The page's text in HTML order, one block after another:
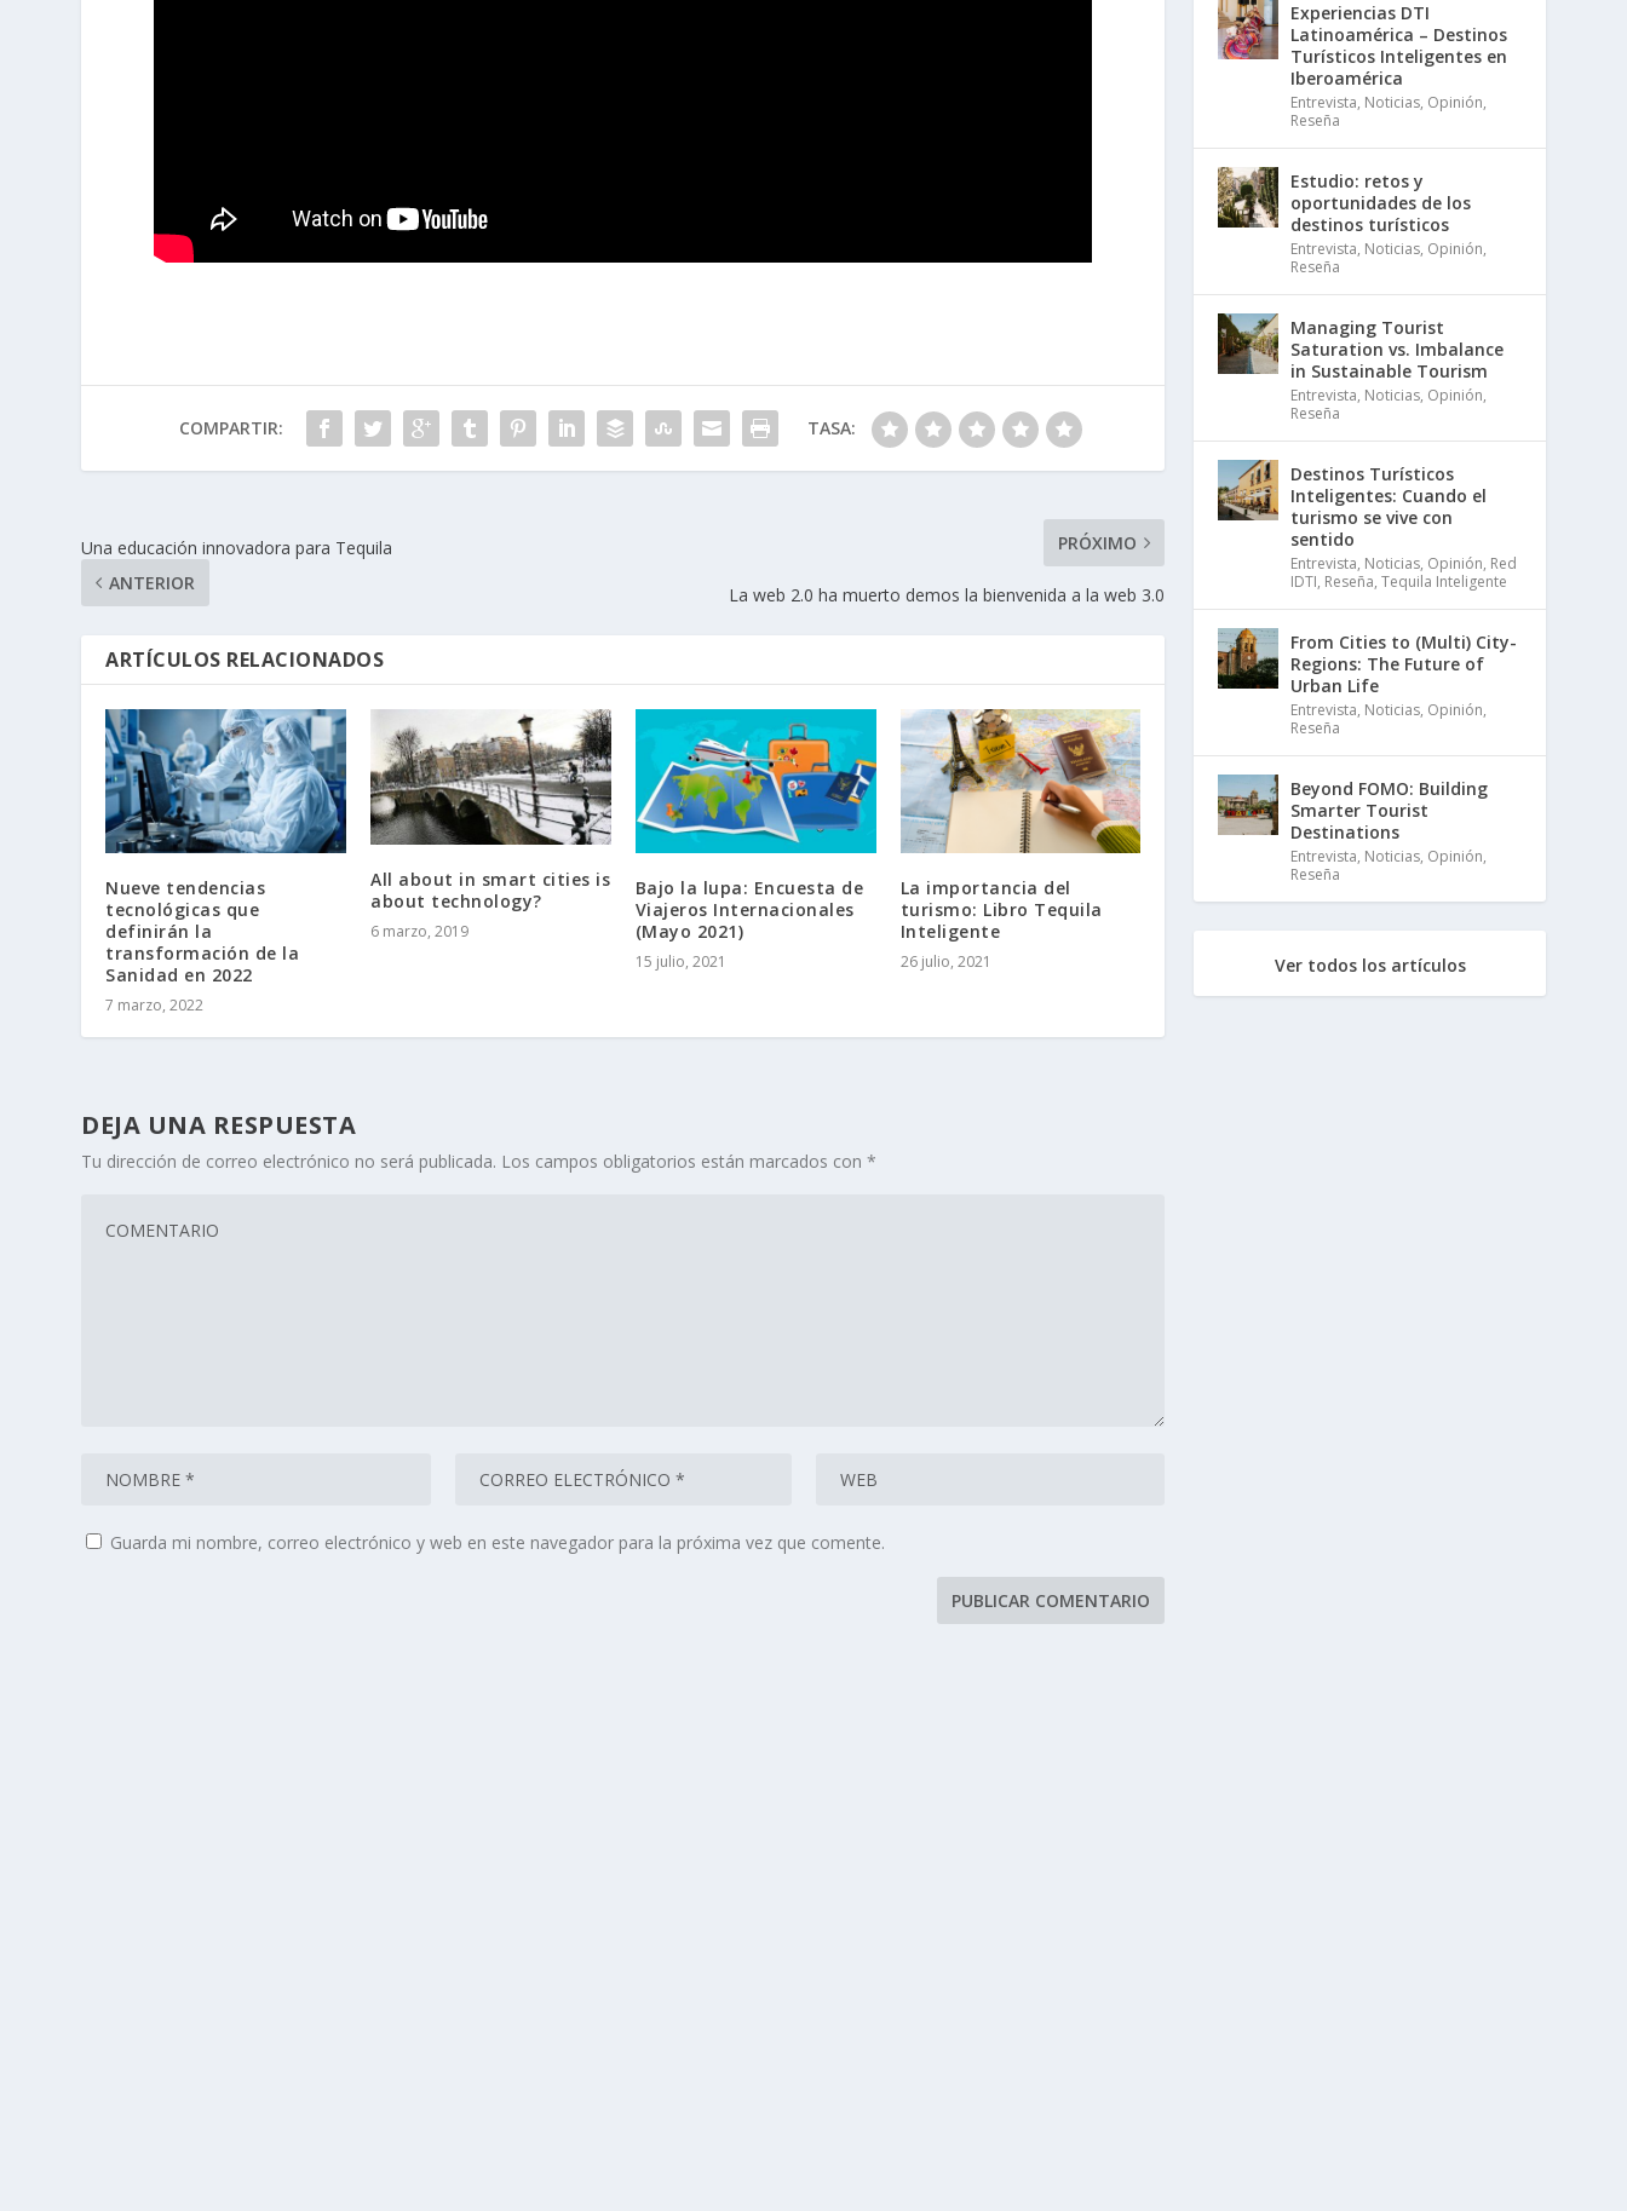
COMPARTIR: TASA:
Una educación innovadora para Tequila
ANTERIOR
PRÓXIMO
La web 2.0 ha muerto demos la bienvenida a la web 3.0
ARTÍCULOS RELACIONADOS
Nueve tendencias
tecnológicas que
definirán la
transformación de la
Sanidad en 2022
7 marzo, 2022
All about in smart cities is
about technology?
6 marzo, 2019
Bajo la lupa: Encuesta de
Viajeros Internacionales
(Mayo 2021)
15 julio, 2021
La importancia del
turismo: Libro Tequila
Inteligente
26 julio, 2021
DEJA UNA RESPUESTA
Tu dirección de correo electrónico no será publicada. Los campos obligatorios están marcados con*
Guarda mi nombre, correo electrónico y web en este navegador para la próxima vez que comente.
Experiencias DTI
Latinoamérica – Destinos
Turísticos Inteligentes en
Iberoamérica
Entrevista, Noticias, Opinión,
Reseña
Estudio: retos y
oportunidades de los
destinos turísticos
Entrevista, Noticias, Opinión,
Reseña
Managing Tourist
Saturation vs. Imbalance
in Sustainable Tourism
Entrevista, Noticias, Opinión,
Reseña
Destinos Turísticos
Inteligentes: Cuando el
turismo se vive con
sentido
Entrevista, Noticias, Opinión, Red
IDTI, Reseña,Tequila Inteligente
From Cities to (Multi) City-
Regions: The Future of
Urban Life
Entrevista, Noticias, Opinión,
Reseña
Beyond FOMO: Building
Smarter Tourist
Destinations
Entrevista, Noticias, Opinión,
Reseña
Ver todos los artículos